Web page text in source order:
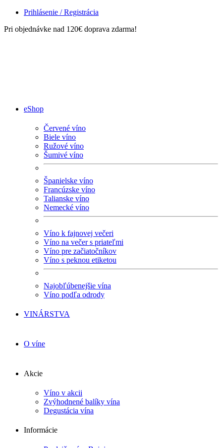
Prihlásenie / Registrácia
Pri objednávke nad 120€ doprava zdarma!
eShop
Červené víno
Biele víno
Ružové víno
Šumivé víno
Španielske víno
Francúzske víno
Talianske víno
Nemecké víno
Víno k fajnovej večeri
Víno na večer s priateľmi
Víno pre začiatočníkov
Víno s peknou etiketou
Najobľúbenejšie vína
Víno podľa odrody
VINÁRSTVA
O víne
Akcie
Víno v akcii
Zvýhodnené balíky vína
Degustácia vína
Informácie